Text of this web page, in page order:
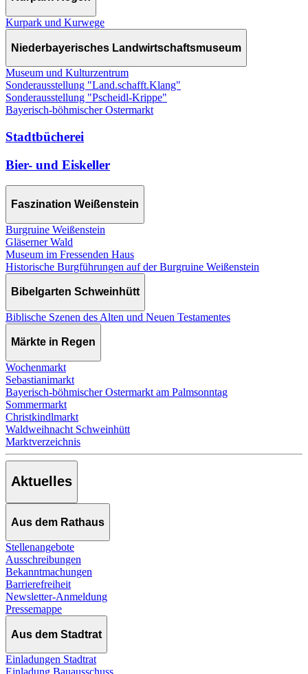
Kurpark und Kurwege
Niederbayerisches Landwirtschaftsmuseum
Museum und Kulturzentrum
Sonderausstellung "Land.schafft.Klang"
Sonderausstellung "Pscheidl-Krippe"
Bayerisch-böhmischer Ostermarkt
Stadtbücherei
Bier- und Eiskeller
Faszination Weißenstein
Burgruine Weißenstein
Gläserner Wald
Museum im Fressenden Haus
Historische Burgführungen auf der Burgruine Weißenstein
Bibelgarten Schweinhütt
Biblische Szenen des Alten und Neuen Testamentes
Märkte in Regen
Wochenmarkt
Sebastianimarkt
Bayerisch-böhmischer Ostermarkt am Palmsonntag
Sommermarkt
Christkindlmarkt
Waldweihnacht Schweinhütt
Marktverzeichnis
Aktuelles
Aus dem Rathaus
Stellenangebote
Ausschreibungen
Bekanntmachungen
Barrierefreiheit
Newsletter-Anmeldung
Pressemappe
Aus dem Stadtrat
Einladungen Stadtrat